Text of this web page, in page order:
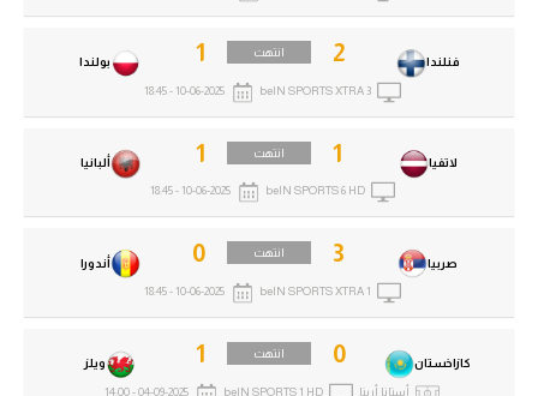
كازاخستان 0 انتهت
ويلز 1
أستانا أرينا beIN SPORTS 1 HD
04-09-2025 - 14:00
صربيا 3 انتهت
أندورا 0
beIN SPORTS XTRA 1
10-06-2025 - 18:45
لاتفيا 1 انتهت
ألبانيا 1
beIN SPORTS 6 HD
10-06-2025 - 18:45
فنلندا 2 انتهت
بولندا 1
beIN SPORTS XTRA 3
10-06-2025 - 18:45